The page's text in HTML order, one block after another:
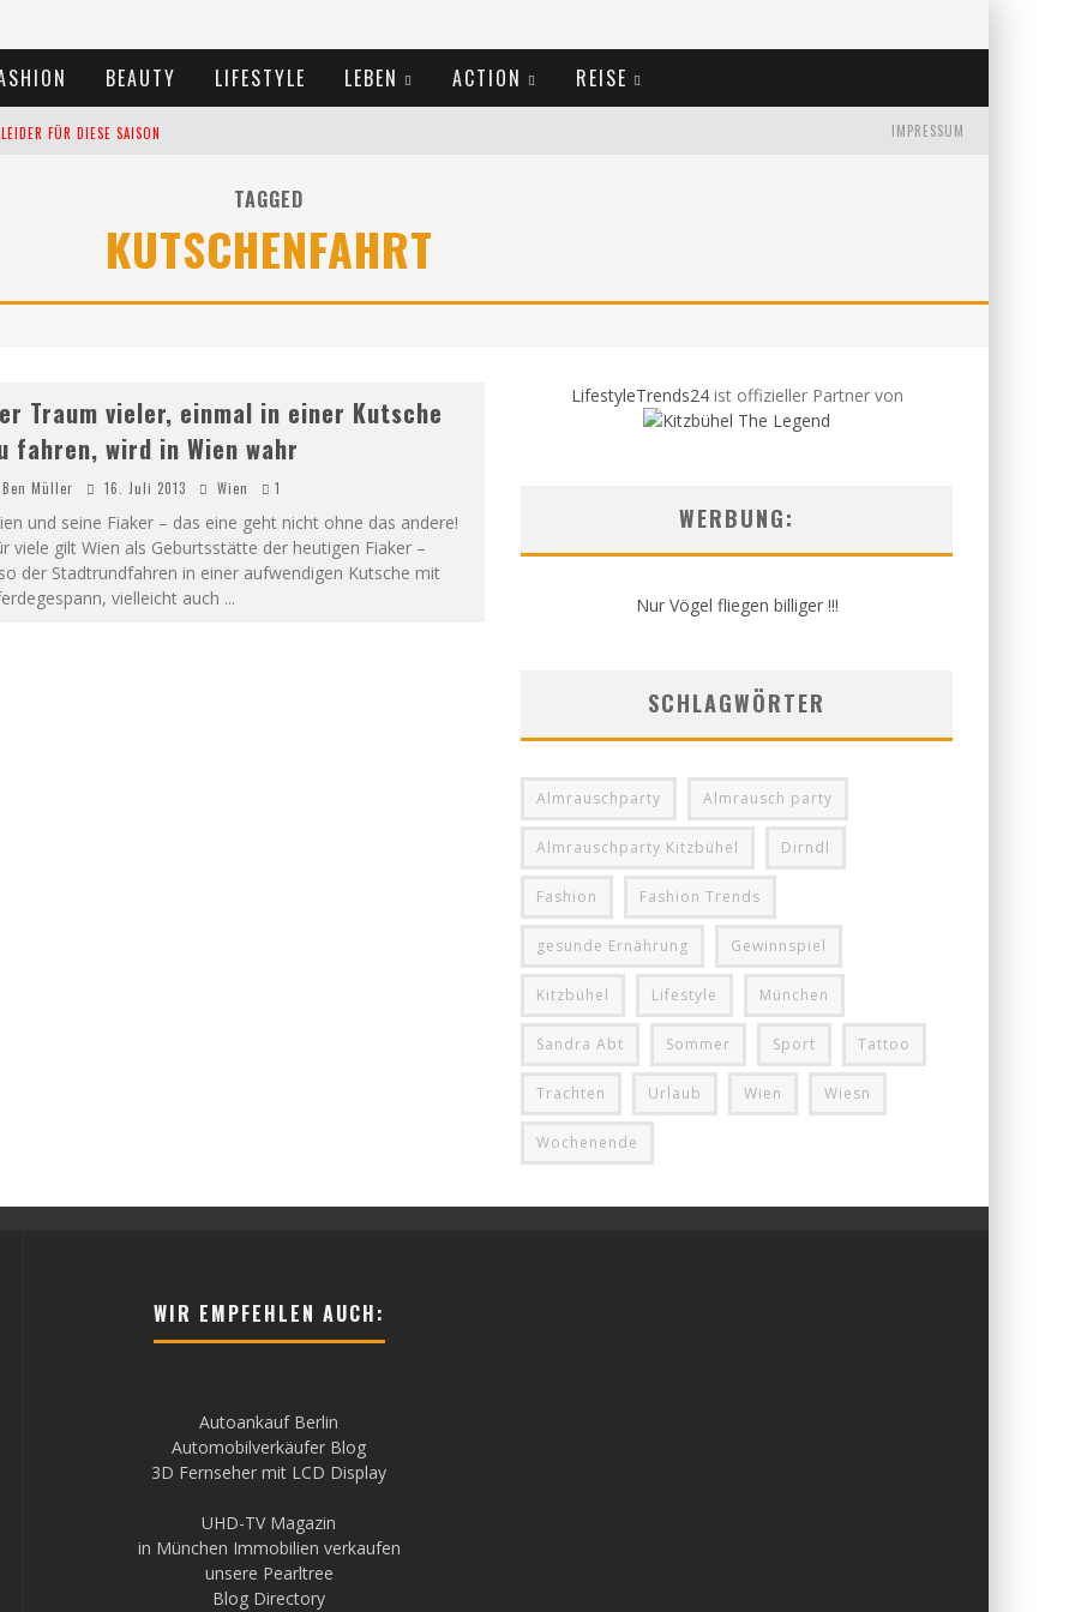
BEAUTY LIFESTYLE LEBEN ACTION REISE
FÜR DIESE SAISON IMPRESSUM
TAGGED
KUTSCHENFAHRT
Traum vieler, einmal in einer Kutsche
fahren, wird in Wien wahr
Ben Müller 16. Juli 2013 Wien 1
und seine Fiaker – das eine geht nicht ohne das andere!
viele gilt Wien als Geburtsstätte der heutigen Fiaker –
der Stadtrundfahren in einer aufwendigen Kutsche mit
vielleicht auch ...
LifestyleTrends24ist offizieller Partner von
WERBUNG:
Nur Vögel fliegen billiger !!!
SCHLAGWÖRTER
Almrauschparty Almrausch party
Almrauschparty Kitzbühel Dirndl
Fashion Fashion Trends
gesunde Ernährung Gewinnspiel
Kitzbühel Lifestyle München
Sandra Abt Sommer Sport Tattoo
Trachten Urlaub Wien Wiesn
Wochenende
WIR EMPFEHLEN AUCH:
Autoankauf Berlin
Automobilverkäufer Blog
3D Fernseher mit LCD Display
UHD-TV Magazin
in München Immobilien verkaufen
unsere Pearltree
Blog Directory